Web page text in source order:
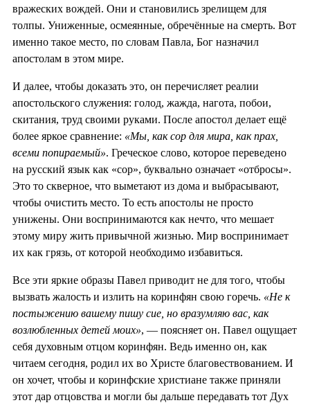
вражеских вождей. Они и становились зрелищем для
толпы. Униженные, осмеянные, обречённые на смерть. Вот
именно такое место, по словам Павла, Бог назначил
апостолам в этом мире.
И далее, чтобы доказать это, он перечисляет реалии
апостольского служения: голод, жажда, нагота, побои,
скитания, труд своими руками. После апостол делает ещё
более яркое сравнение: «Мы, как сор для мира, как прах,
всеми попираемый». Греческое слово, которое переведено
на русский язык как «сор», буквально означает «отбросы».
Это то скверное, что выметают из дома и выбрасывают,
чтобы очистить место. То есть апостолы не просто
унижены. Они воспринимаются как нечто, что мешает
этому миру жить привычной жизнью. Мир воспринимает
их как грязь, от которой необходимо избавиться.
Все эти яркие образы Павел приводит не для того, чтобы
вызвать жалость и излить на коринфян свою горечь. «Не к
постыжению вашему пишу сие, но вразумляю вас, как
возлюбленных детей моих», — поясняет он. Павел ощущает
себя духовным отцом коринфян. Ведь именно он, как
читаем сегодня, родил их во Христе благовествованием. И
он хочет, чтобы и коринфские христиане также приняли
этот дар отцовства и могли бы дальше передавать тот Дух